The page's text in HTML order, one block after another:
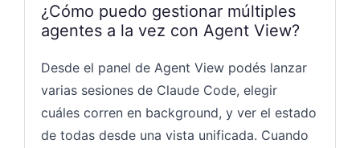
¿Cómo puedo gestionar múltiples
agentes a la vez con Agent View?
Desde el panel de Agent View podés lanzar
varias sesiones de Claude Code, elegir
cuáles corren en background, y ver el estado
de todas desde una vista unificada. Cuando